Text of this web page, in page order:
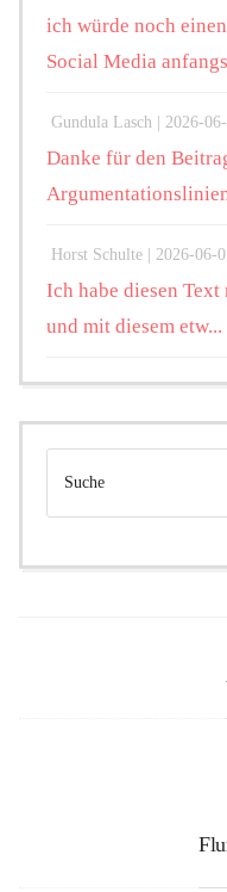
ich würde noch
Social Media
Gundula Lasch | 2026-
Danke für den
Horst Schulte | 2026-06-
Ich habe diesen
und mit diesem etw...